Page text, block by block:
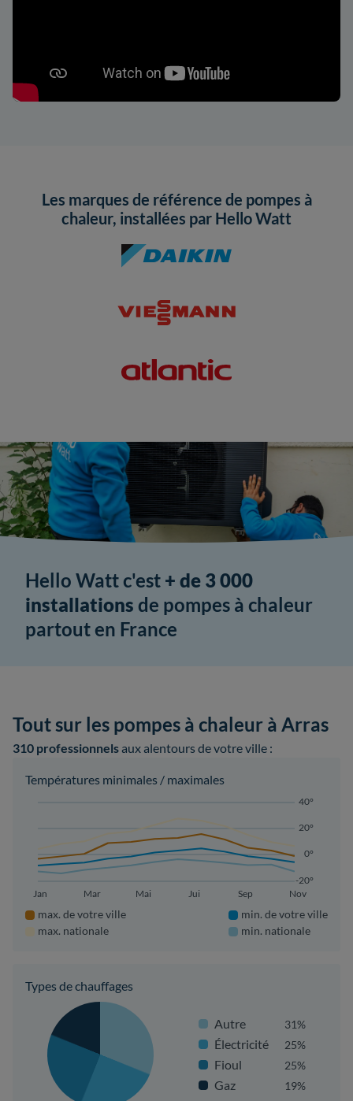
Les marques de référence de pompes à
chaleur, installées par Hello Watt
Hello Watt c'est + de 3 000
installations de pompes à chaleur
partout en France
Tout sur les pompes à chaleur à Arras
310 professionnelsaux alentours de votre ville :
Températures minimales / maximales
-20°
0°
20°
40°
Jan Mar Mai Jui Sep Nov
max. de votre ville
max. nationale
min. de votre ville
min. nationale
Types de chauffages
Autre 31%
Électricité 25%
Fioul 25%
Gaz 19%